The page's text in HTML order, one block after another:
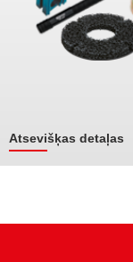
Atsevišķas detaļas